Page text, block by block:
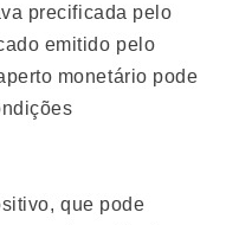
precificada pelo
emitido pelo
monetário pode
que pode